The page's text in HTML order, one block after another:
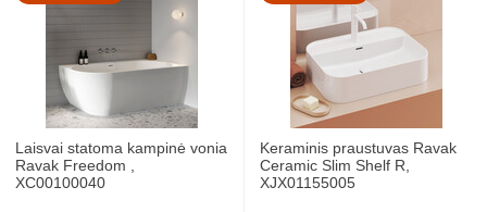
Laisvai statoma kampinė vonia
Ravak Freedom ,
XC00100040
Keraminis praustuvas Ravak
Ceramic Slim Shelf R,
XJX01155005